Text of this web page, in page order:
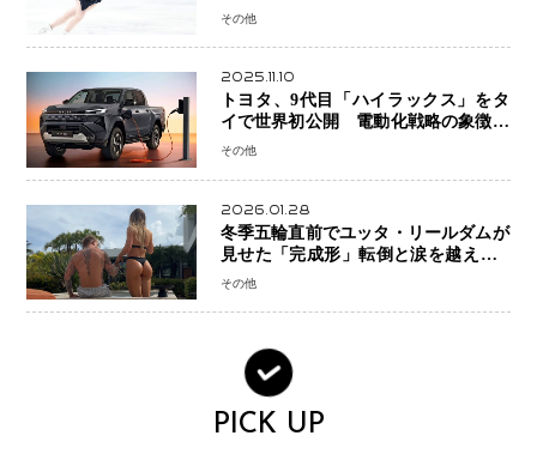
手権欠場を発表「安全最優先の判断」
その他
2025.11.10
トヨタ、9代目「ハイラックス」をタ
イで世界初公開 電動化戦略の象徴と
なるBEVモデルを初設定
その他
2026.01.28
冬季五輪直前でユッタ・リールダムが
見せた「完成形」転倒と涙を越えて─
ミラノで金を狙うオランダ女王の現在
その他
PICK UP